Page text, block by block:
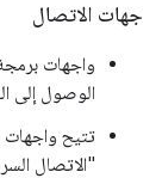
جهات الاتصال
واجهات
الوصول إلى
تتيح واجهات
"الاتصال